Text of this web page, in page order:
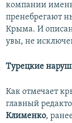
компании
пренебрегают
Крыма. И
увы, не
Турецкие
Как отмечает
главный
Клименко,